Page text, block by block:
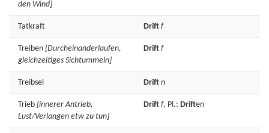
den Wind]
Tatkraft Drift f
Treiben [Durcheinanderlaufen,
gleichzeitiges Sichtummeln]
Drift f
Treibsel Drift n
Trieb [innerer Antrieb,
Lust/Verlangen etw zu tun]
Drift f, Pl.: Driften